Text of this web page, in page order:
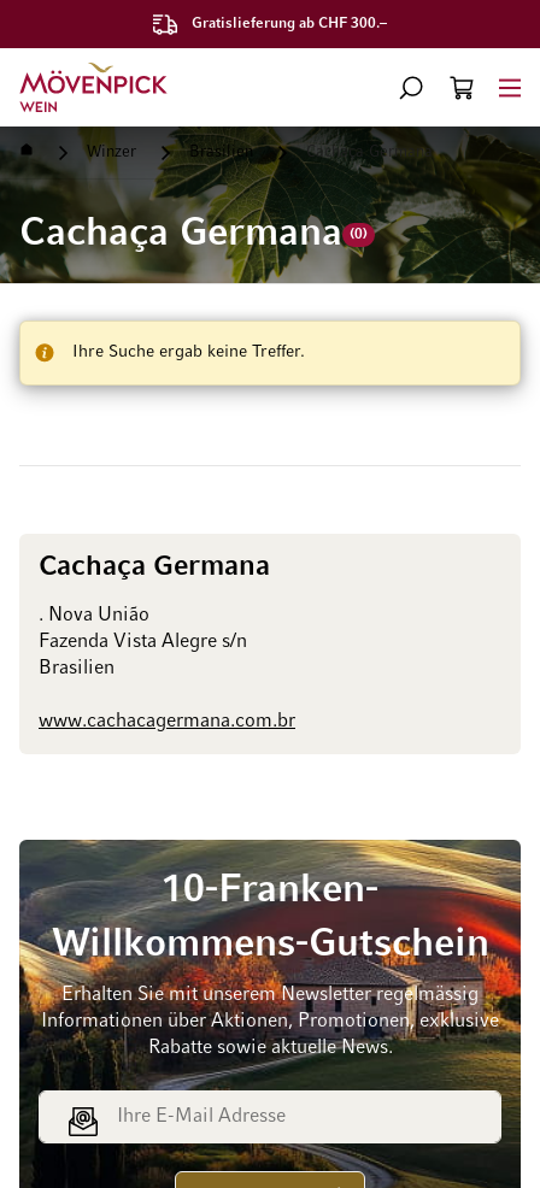
Gratislieferung ab CHF 300.–
Zur Startseite
SUCHE
WARENKORB
StartseiteWinzer Brasilien Cachaça Germana
Cachaça Germana (0)
Ihre Suche ergab keine Treffer.
Cachaça Germana
. Nova União
Fazenda Vista Alegre s/n
Brasilien
www.cachacagermana.com.br
10-Franken-
Willkommens-Gutschein
Erhalten Sie mit unserem Newsletter regelmässig
Informationen über Aktionen, Promotionen, exklusive
Rabatte sowie aktuelle News.
E-Mail Adresse